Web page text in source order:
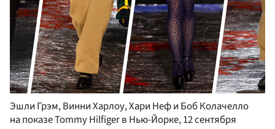
Эшли Грэм, Винни Харлоу, Хари Неф и Боб Колачелло
на показе Tommy Hilfiger в Нью-Йорке, 12 сентября